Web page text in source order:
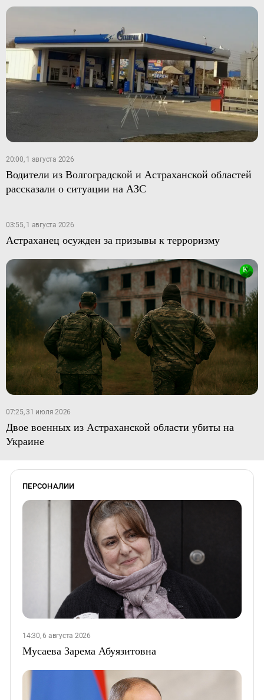
20:00, 1 августа 2026
Водители из Волгоградской и Астраханской областей
рассказали о ситуации на АЗС
03:55, 1 августа 2026
Астраханец осужден за призывы к терроризму
07:25, 31 июля 2026
Двое военных из Астраханской области убиты на
Украине
ПЕРСОНАЛИИ
14:30, 6 августа 2026
Мусаева Зарема Абуязитовна